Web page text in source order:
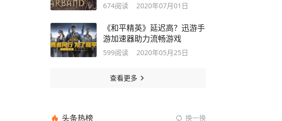
荐
674阅读 2020年07月01日
《和平精英》延迟高？迅游手
游加速器助力流畅游戏
599阅读 2020年05月25日
查看更多
头条热榜 换一换